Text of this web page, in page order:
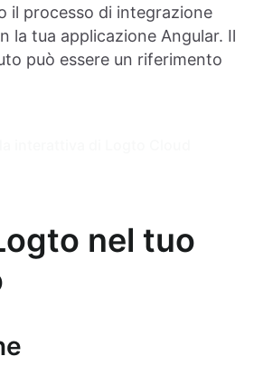
il processo di integrazione
la tua applicazione Angular. Il
può essere un riferimento
nel tuo